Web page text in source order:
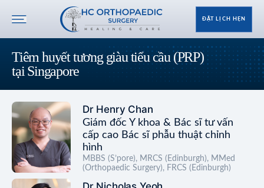
ĐẶT LỊCH HẸN
Tiêm huyết tương giàu tiểu cầu (PRP)
tại Singapore
Dr Henry Chan
Giám đốc Y khoa & Bác sĩ tư vấn
cấp cao Bác sĩ phẫu thuật chỉnh
hình
MBBS (S’pore), MRCS (Edinburgh), MMed
(Orthopaedic Surgery), FRCS (Edinburgh)